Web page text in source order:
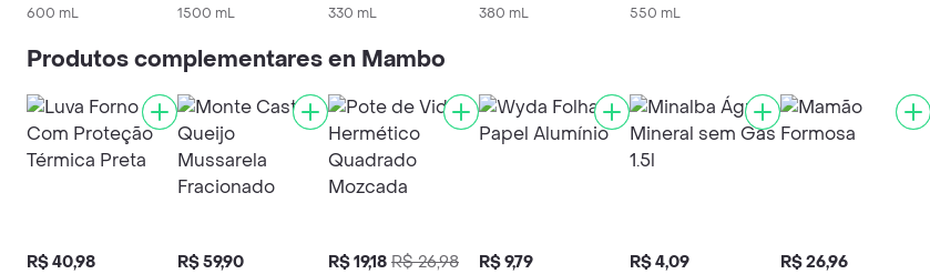
600 mL
1500 mL
330 mL
380 mL
550 mL
Produtos complementares en Mambo
R$ 40,98 R$ 59,90 R$ 19,18 R$ 26,98 R$ 9,79 R$ 4,09 R$ 26,96